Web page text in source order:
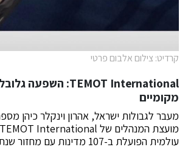
קרדיט: צילום אלבום פרטי
TEMOT International: השפעה
מקומיים
מעבר לגבולות ישראל, אהרון וינקלר כיהן